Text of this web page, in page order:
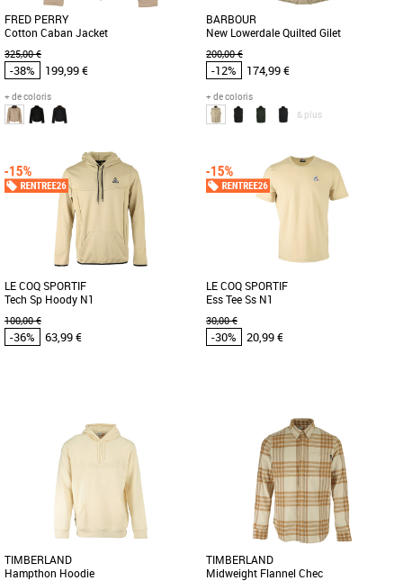
FRED PERRY
Cotton Caban Jacket
325,00 €
-38% 199,99 €
+ de coloris
Vêtements pas cher et Promos
Vêtements
Une veste caban arrivant aux hanches
avec un col en velours côtelé : un
vêtement d’extérieur élégant [...]
BARBOUR
New Lowerdale Quilted Gilet
200,00 €
-12% 174,99 €
+ de coloris
& plus
Vêtements pas cher et Promos
Vêtements
Le Gilet Lowerdale reprend les codes
classiques de la marque Barbour. Un
must have que vous porterez [...]
LE COQ SPORTIF
Tech Sp Hoody N1
100,00 €
-36% 63,99 €
Vêtements pas cher et Promos
Sweat col zippé tendance essentiel
avec logo Le Coq Sportif brodé. Plus
produit : - Taille et poignets [...]
LE COQ SPORTIF
Ess Tee Ss N1
30,00 €
-30% 20,99 €
Vêtements pas cher et Promos
Tee shirt tendance essentiel avec logo
Le Coq Sportif brodé. Plus produit : -
Coupe classique - [...]
TIMBERLAND
Hampthon Hoodie
TIMBERLAND
Midweight Flannel Chec